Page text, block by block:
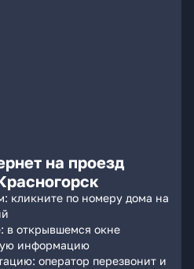
на проезд
кликните по номеру дома на
в открывшемся окне
информацию
оператор перезвонит и